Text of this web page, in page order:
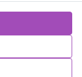
od83,75€